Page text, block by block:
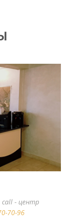
- центр
96